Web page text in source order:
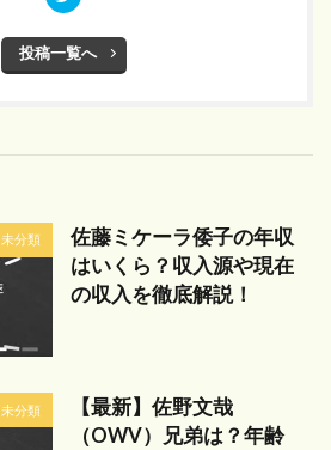
投稿一覧へ
未分類
佐藤ミケーラ倭子の年収
はいくら？収入源や現在
の収入を徹底解説！
未分類
【最新】佐野文哉
（OWV）兄弟は？年齢